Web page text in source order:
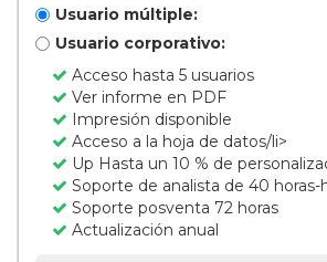
Usuario múltiple:
Usuario corporativo:
Acceso hasta 5 usuarios
Ver informe en PDF
Impresión disponible
Acceso a la hoja de datos/li>
Up Hasta un 10 % de
Soporte de analista de 40 horas-
Soporte posventa 72 horas
Actualización anual